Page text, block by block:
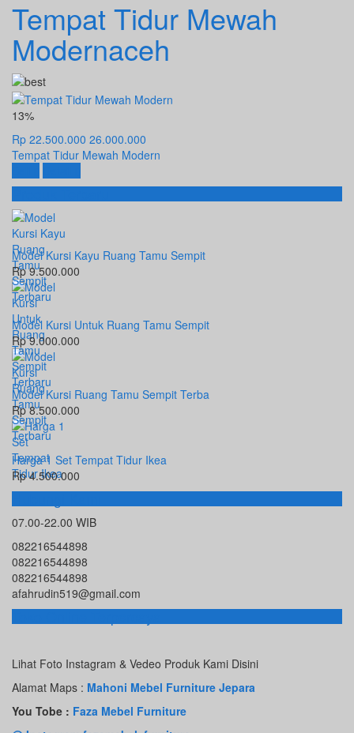
Tempat Tidur Mewah
Modernaceh
13%
Rp 22.500.000 26.000.000
Tempat Tidur Mewah Modern
Produk Terbaru
Model Kursi Kayu Ruang Tamu Sempit
Rp 9.500.000
Model Kursi Untuk Ruang Tamu Sempit
Rp 9.000.000
Model Kursi Ruang Tamu Sempit Terba
Rp 8.500.000
Harga 1 Set Tempat Tidur Ikea
Rp 4.500.000
Hubungi Kami
07.00-22.00 WIB
082216544898
082216544898
082216544898
afahrudin519@gmail.com
Toko Online Terpercaya
Lihat Foto Instagram & Vedeo Produk Kami Disini
Alamat Maps : Mahoni Mebel Furniture Jepara
You Tobe : Faza Mebel Furniture